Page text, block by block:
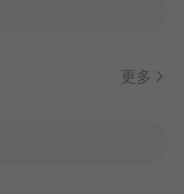
更多